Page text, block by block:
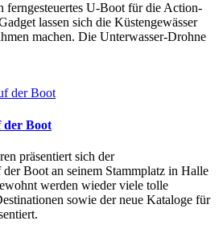
U-Boot für die Action-
lassen sich die Küstengewässer
machen. Die Unterwasser-Drohne
der Boot
präsentiert sich der
der Boot an seinem Stammplatz in Halle
werden wieder viele tolle
sowie der neue Kataloge für